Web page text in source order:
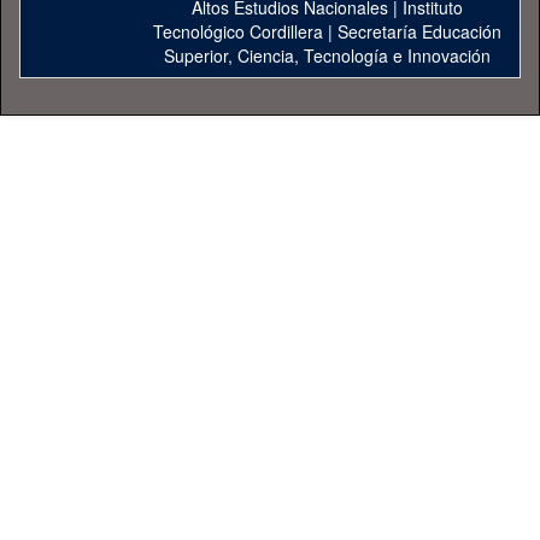
Altos Estudios Nacionales | Instituto
Tecnológico Cordillera | Secretaría Educación
Superior, Ciencia, Tecnología e Innovación